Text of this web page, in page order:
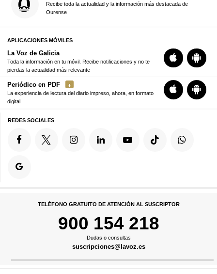
Recibe toda la actualidad y la información más destacada de
Ourense
APLICACIONES MÓVILES
La Voz de Galicia
Toda la información en tu móvil. Recibe notificaciones y no te
pierdas la actualidad más relevante
Periódico en PDF
La experiencia de lectura del diario impreso, ahora, en formato
digital
REDES SOCIALES
TELÉFONO GRATUITO DE ATENCIÓN AL SUSCRIPTOR
900 154 218
Dudas o consultas
suscripciones@lavoz.es